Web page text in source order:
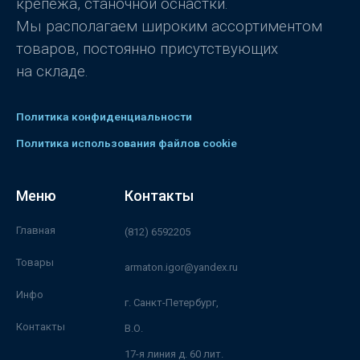
крепежа, станочной оснастки.
Мы располагаем широким ассортиментом
товаров, постоянно присутствующих
на складе.
Политика конфиденциальности
Политика использования файлов cookie
Меню
Главная
Товары
Инфо
Контакты
Контакты
(812) 6592205
armaton.igor@yandex.ru
г. Санкт-Петербург,
В.О.
17-я линия д. 60 лит.